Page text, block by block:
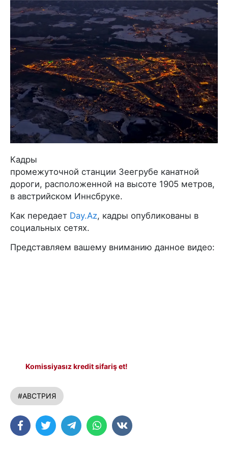
Кадры
промежуточной станции Зеегрубе канатной
дороги, расположенной на высоте 1905 метров,
в австрийском Иннсбруке.
Как передает Day.Az, кадры опубликованы в
социальных сетях.
Представляем вашему вниманию данное видео:
Komissiyasız kredit sifariş et!
#АВСТРИЯ